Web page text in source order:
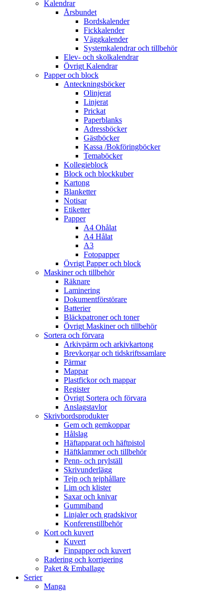
Kalendrar
Årsbundet
Bordskalender
Fickkalender
Väggkalender
Systemkalendrar och tillbehör
Elev- och skolkalendrar
Övrigt Kalendrar
Papper och block
Anteckningsböcker
Olinjerat
Linjerat
Prickat
Paperblanks
Adressböcker
Gästböcker
Kassa /Bokföringböcker
Temaböcker
Kollegieblock
Block och blockkuber
Kartong
Blanketter
Notisar
Etiketter
Papper
A4 Ohålat
A4 Hålat
A3
Fotopapper
Övrigt Papper och block
Maskiner och tillbehör
Räknare
Laminering
Dokumentförstörare
Batterier
Bläckpatroner och toner
Övrigt Maskiner och tillbehör
Sortera och förvara
Arkivpärm och arkivkartong
Brevkorgar och tidskriftssamlare
Pärmar
Mappar
Plastfickor och mappar
Register
Övrigt Sortera och förvara
Anslagstavlor
Skrivbordsprodukter
Gem och gemkoppar
Hålslag
Häftapparat och häftpistol
Häftklammer och tillbehör
Penn- och prylställ
Skrivunderlägg
Tejp och tejphållare
Lim och klister
Saxar och knivar
Gummiband
Linjaler och gradskivor
Konferenstillbehör
Kort och kuvert
Kuvert
Finpapper och kuvert
Radering och korrigering
Paket & Emballage
Serier
Manga